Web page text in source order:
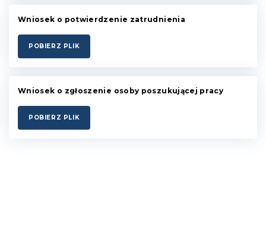
Wniosek o potwierdzenie zatrudnienia
POBIERZ PLIK
Wniosek o zgłoszenie osoby poszukującej pracy
POBIERZ PLIK